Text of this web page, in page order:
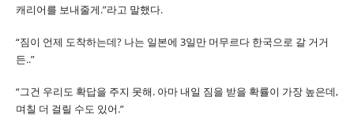
캐리어를 보내줄게.”라고 말했다.
“짐이 언제 도착하는데? 나는 일본에 3일만 머무르다 한국으로 갈 거거
든..”
“그건 우리도 확답을 주지 못해. 아마 내일 짐을 받을 확률이 가장 높은데,
며칠 더 걸릴 수도 있어.”